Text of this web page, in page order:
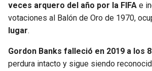
veces arquero del año por la FIFA e
votaciones al Balón de Oro de 1970,
lugar.
Gordon Banks falleció en 2019 a los
perdura intacto y sigue siendo